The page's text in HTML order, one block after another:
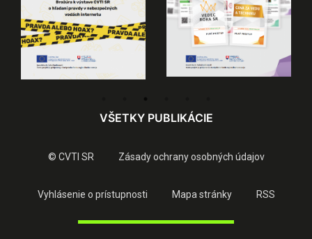
VŠETKY PUBLIKÁCIE
© CVTI SR Zásady ochrany osobných údajov
Vyhlásenie o prístupnosti Mapa stránky RSS